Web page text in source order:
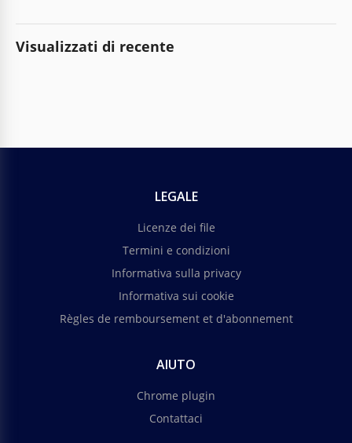
Visualizzati di recente
LEGALE
Licenze dei file
Termini e condizioni
Informativa sulla privacy
Informativa sui cookie
Règles de remboursement et d'abonnement
AIUTO
Chrome plugin
Contattaci